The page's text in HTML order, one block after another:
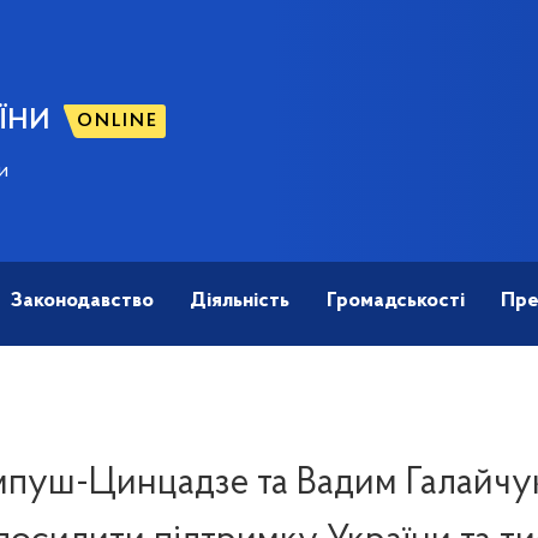
ONLINE
Законодавство Діяльність Громадськості
Цинцадзе та Вадим